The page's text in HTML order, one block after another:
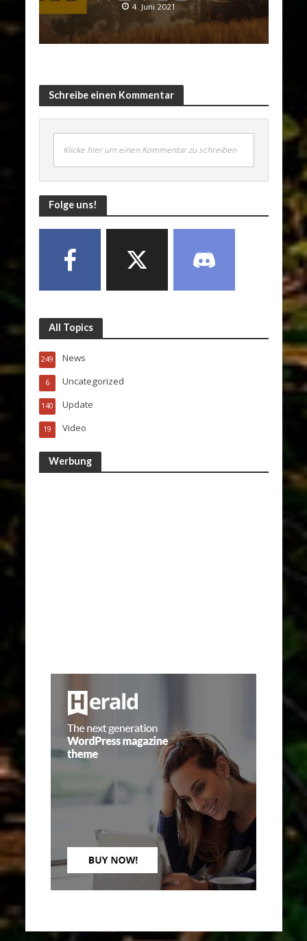
4. Juni 2021
Schreibe einen Kommentar
Klicke hier um einen Kommentar zu schreiben
Folge uns!
All Topics
News
249
Uncategorized
6
Update
140
Video
19
Werbung